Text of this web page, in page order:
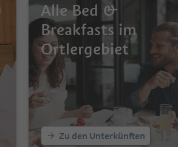
Alle Bed &
Breakfasts im
Ortlergebiet
Zu den Unterkünften